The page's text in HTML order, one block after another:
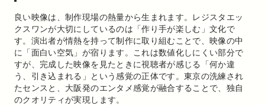
良い映像は、制作現場の熱量から生まれます。レジスタエッ
クスワンが大切にしているのは「作り手が楽しむ」文化で
す。演出者が情熱を持って制作に取り組むことで、映像の中
に「面白い空気」が宿ります。これは数値化しにくい部分で
すが、完成した映像を見たときに視聴者が感じる「何か違
う、引き込まれる」という感覚の正体です。東京の洗練され
たセンスと、大阪発のエンタメ感覚が融合することで、独自
のクオリティが実現します。